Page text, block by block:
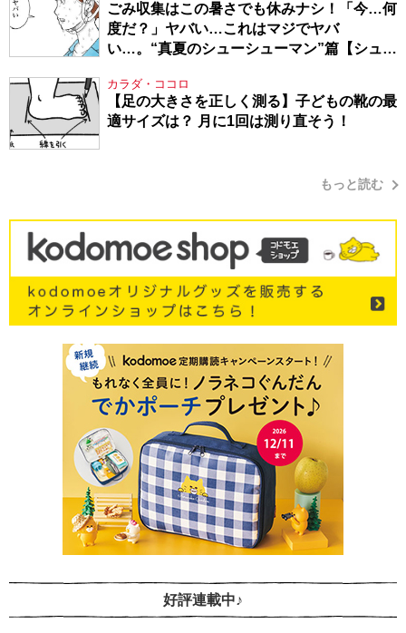
ごみ収集はこの暑さでも休みナシ！「今…何
度だ？」ヤバい…これはマジでヤバ
い…。“真夏のシューシューマン”篇【シュー
カラダ・ココロ
【足の大きさを正しく測る】子どもの靴の最
適サイズは？ 月に1回は測り直そう！
もっと読む
好評連載中♪